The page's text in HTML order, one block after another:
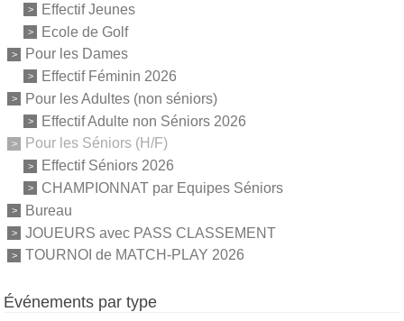
Effectif Jeunes
Ecole de Golf
Pour les Dames
Effectif Féminin 2026
Pour les Adultes (non séniors)
Effectif Adulte non Séniors 2026
Pour les Séniors (H/F)
Effectif Séniors 2026
CHAMPIONNAT par Equipes Séniors
Bureau
JOUEURS avec PASS CLASSEMENT
TOURNOI de MATCH-PLAY 2026
Événements par type